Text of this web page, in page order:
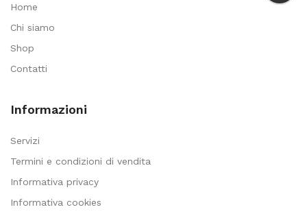
Home
Chi siamo
Shop
Contatti
Informazioni
Servizi
Termini e condizioni di vendita
Informativa privacy
Informativa cookies